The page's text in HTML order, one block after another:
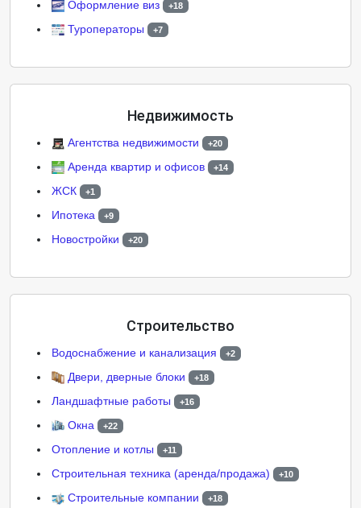
Оформление виз +18
Туроператоры +7
Недвижимость
Агентства недвижимости +20
Аренда квартир и офисов +14
ЖСК +1
Ипотека +9
Новостройки +20
Строительство
Водоснабжение и канализация +2
Двери, дверные блоки +18
Ландшафтные работы +16
Окна +22
Отопление и котлы +11
Строительная техника (аренда/продажа) +10
Строительные компании +18